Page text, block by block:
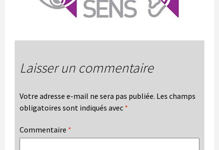
Laisser un commentaire
Votre adresse e-mail ne sera pas publiée. Les champs
obligatoires sont indiqués avec *
Commentaire *